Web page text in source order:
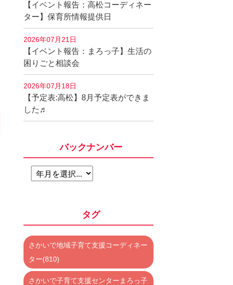
【イベント報告：高松コーディネー
ター】保育所情報提供日
2026年07月21日
【イベント報告：まろっ子】生活の
困りごと相談会
2026年07月18日
【予定表:高松】8月予定表ができま
した♬
バックナンバー
タグ
さかいで地域子育て支援コーディネー
ター(810)
さかいで子育て支援センターまろっ子